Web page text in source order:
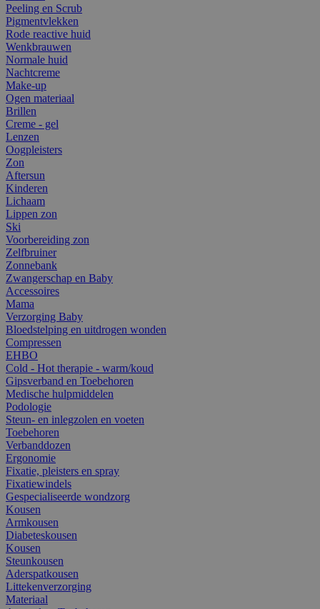
Peeling en Scrub
Pigmentvlekken
Rode reactive huid
Wenkbrauwen
Normale huid
Nachtcreme
Make-up
Ogen materiaal
Brillen
Creme - gel
Lenzen
Oogpleisters
Zon
Aftersun
Kinderen
Lichaam
Lippen zon
Ski
Voorbereiding zon
Zelfbruiner
Zonnebank
Zwangerschap en Baby
Accessoires
Mama
Verzorging Baby
Bloedstelping en uitdrogen wonden
Compressen
EHBO
Cold - Hot therapie - warm/koud
Gipsverband en Toebehoren
Medische hulpmiddelen
Podologie
Steun- en inlegzolen en voeten
Toebehoren
Verbanddozen
Ergonomie
Fixatie, pleisters en spray
Fixatiewindels
Gespecialiseerde wondzorg
Kousen
Armkousen
Diabeteskousen
Kousen
Steunkousen
Aderspatkousen
Littekenverzorging
Materiaal